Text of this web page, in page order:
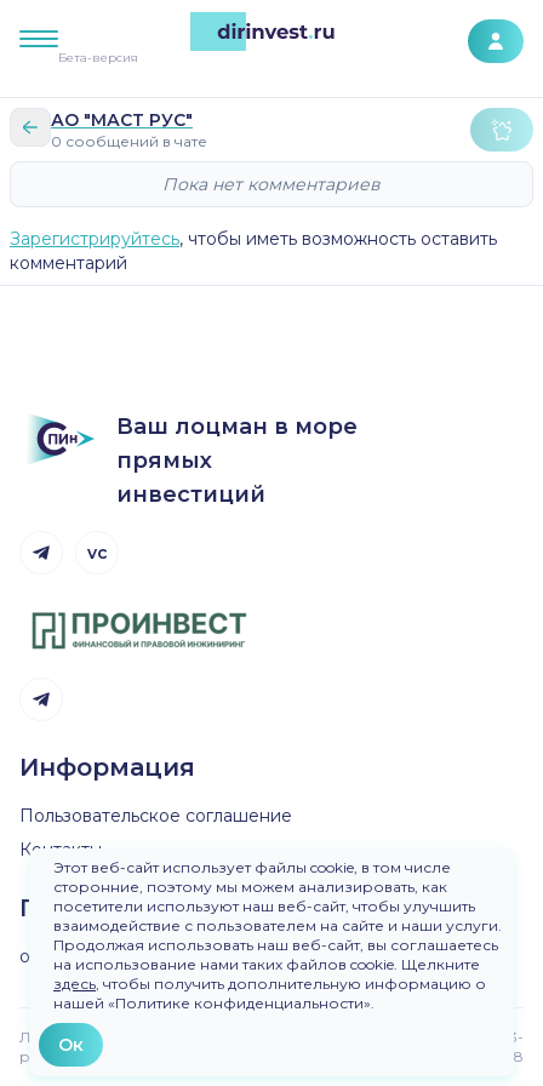
Этот веб-сайт использует файлы cookie, в том числе
сторонние, поэтому мы можем анализировать, как
посетители используют наш веб-сайт, чтобы улучшить
взаимодействие с пользователем на сайте и наши услуги.
Продолжая использовать наш веб-сайт, вы соглашаетесь
на использование нами таких файлов cookie. Щелкните
здесь, чтобы получить дополнительную информацию о
нашей «Политике конфиденциальности».
Ок
Бета-версия
АО "МАСТ РУС"
0 сообщений в чате
Пока нет комментариев
Зарегистрируйтесь, чтобы иметь возможность оставить
комментарий
Ваш лоцман в море
прямых
инвестиций
Telegram канал
vc
Telegram канал
Информация
Пользовательское соглашение
Контакты
Пишите нам
ok@dirinvest.ru
Любое использование материалов сайта без
разрешения запрещено.
Версия 3-
beta.48